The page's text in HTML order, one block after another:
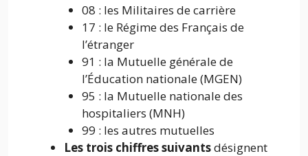
08 : les Militaires de carrière
17 : le Régime des Français de
l’étranger
91 : la Mutuelle générale de
l’Éducation nationale (MGEN)
95 : la Mutuelle nationale des
hospitaliers (MNH)
99 : les autres mutuelles
Les trois chiffres suivantsdésignent